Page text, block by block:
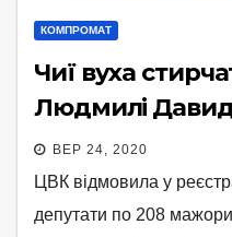
КОМПРОМАТ
Чиї вуха
Людмилі
ВЕР 24, 2020
ЦВК відмовила у
депутати по 208